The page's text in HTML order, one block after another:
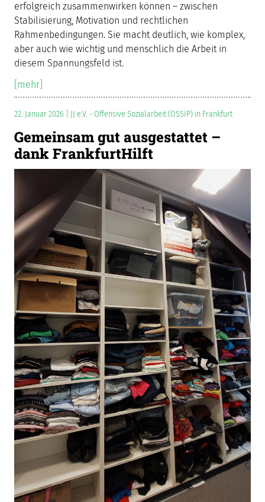
erfolgreich zusammenwirken können – zwischen
Stabilisierung, Motivation und rechtlichen
Rahmenbedingungen. Sie macht deutlich, wie komplex,
aber auch wie wichtig und menschlich die Arbeit in
diesem Spannungsfeld ist.
[mehr]
22. Januar 2026 | JJ e.V. - Offensive Sozialarbeit (OSSIP) in Frankfurt
Gemeinsam gut ausgestattet –
dank FrankfurtHilft